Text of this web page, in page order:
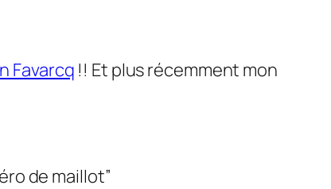
Favarcq!! Et plus récemment mon
de maillot”